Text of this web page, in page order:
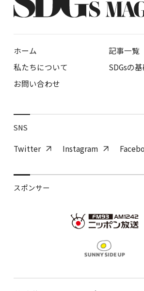
ホーム
記事一覧
私たちについて
SDGsの
お問い合わせ
SNS
Twitter Instagram
スポンサー